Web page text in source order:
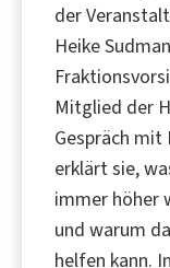
der
Heike
Mitglied der
Gespräch
erklärt sie,
immer höher
und warum
helfen kann. In